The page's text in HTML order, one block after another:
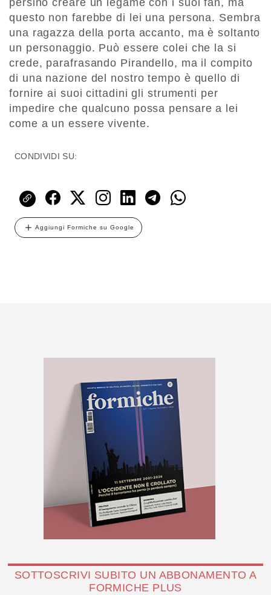
persino creare un legame con i suoi fan, ma
questo non farebbe di lei una persona. Sembra
una ragazza della porta accanto, ma è soltanto
un personaggio. Può essere colei che la si
crede, parafrasando Pirandello, ma il compito
di una nazione del nostro tempo è quello di
fornire ai suoi cittadini gli strumenti per
impedire che qualcuno possa pensare a lei
come a un essere vivente.
CONDIVIDI SU:
Aggiungi Formiche su Google
SOTTOSCRIVI SUBITO UN ABBONAMENTO A
FORMICHE PLUS